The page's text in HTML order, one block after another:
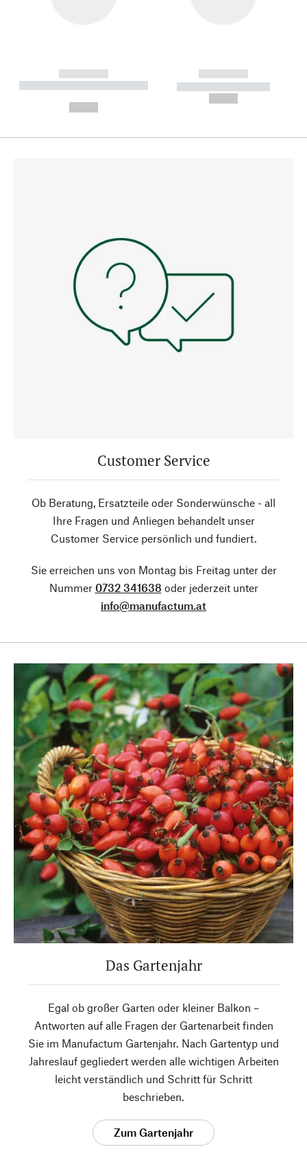
------------
----------- ----------- --------
------------
----------- -----------
Customer Service
Ob Beratung, Ersatzteile oder Sonderwünsche - all
Ihre Fragen und Anliegen behandelt unser
Customer Service persönlich und fundiert.
Sie erreichen uns von Montag bis Freitag unter der
Nummer 0732 341638 oder jederzeit unter
info@manufactum.at
Das Gartenjahr
Egal ob großer Garten oder kleiner Balkon –
Antworten auf alle Fragen der Gartenarbeit finden
Sie im Manufactum Gartenjahr. Nach Gartentyp und
Jahreslauf gegliedert werden alle wichtigen Arbeiten
leicht verständlich und Schritt für Schritt
beschrieben.
Zum Gartenjahr